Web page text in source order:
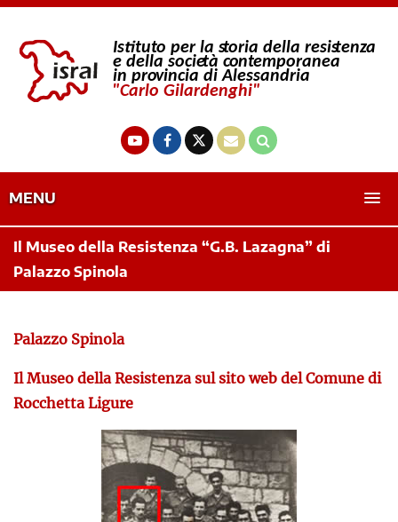
MENU
Il Museo della Resistenza “G.B. Lazagna” di
Palazzo Spinola
Palazzo Spinola
Il Museo della Resistenza sul sito web del Comune di
Rocchetta Ligure